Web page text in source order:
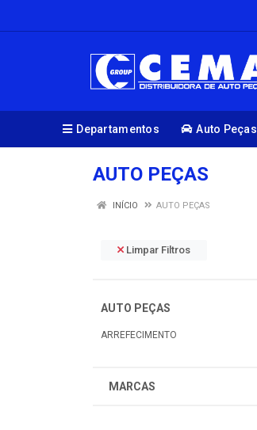
Departamentos Auto Peças
AUTO PEÇAS
INÍCIO AUTO PEÇAS
Limpar Filtros
AUTO PEÇAS
ARREFECIMENTO
MARCAS